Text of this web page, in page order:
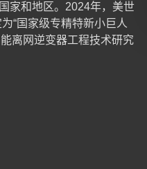
家和地区。2024年，美世
“国家级专精特新小巨人
离网逆变器工程技术研究